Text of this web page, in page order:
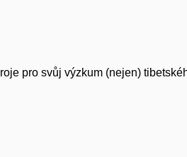
pro svůj výzkum (nejen)